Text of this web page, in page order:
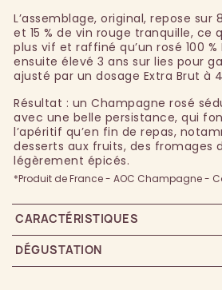
L’assemblage, original, repose sur
et 15 % de vin rouge tranquille, ce
plus vif et raffiné qu’un rosé 100 %
ensuite élevé 3 ans sur lies pour
ajusté par un dosage Extra Brut à
Résultat : un Champagne rosé
avec une belle persistance, qui
l’apéritif qu’en fin de repas,
desserts aux fruits, des fromages
légèrement épicés.
*Produit de France - AOC Champagne -
CARACTÉRISTIQUES
DÉGUSTATION